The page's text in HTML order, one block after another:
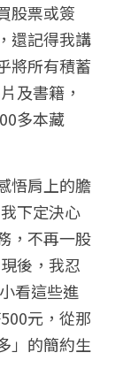
股票或簽
還記得我講
將所有積蓄
及書籍，
多本藏
悟肩上的膽
下定決心
，不再一股
後，我忍
看這些進
元，從那
」的簡約生